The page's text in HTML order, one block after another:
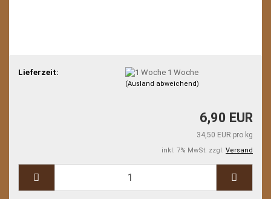
Lieferzeit: 1 Woche
(Ausland abweichend)
6,90 EUR
34,50 EUR pro kg
inkl. 7% MwSt. zzgl. Versand